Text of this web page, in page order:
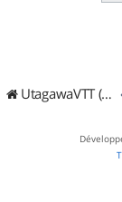
UtagawaVTT (Randos VTT et VTTAE avec traces GPS)